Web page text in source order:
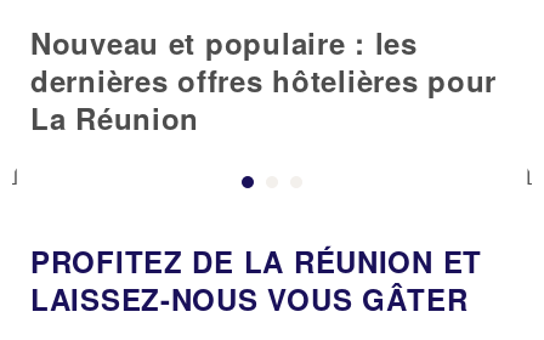
Nouveau et populaire : les
dernières offres hôtelières pour
La Réunion
Previous
PROFITEZ DE LA RÉUNION ET
LAISSEZ-NOUS VOUS GÂTER